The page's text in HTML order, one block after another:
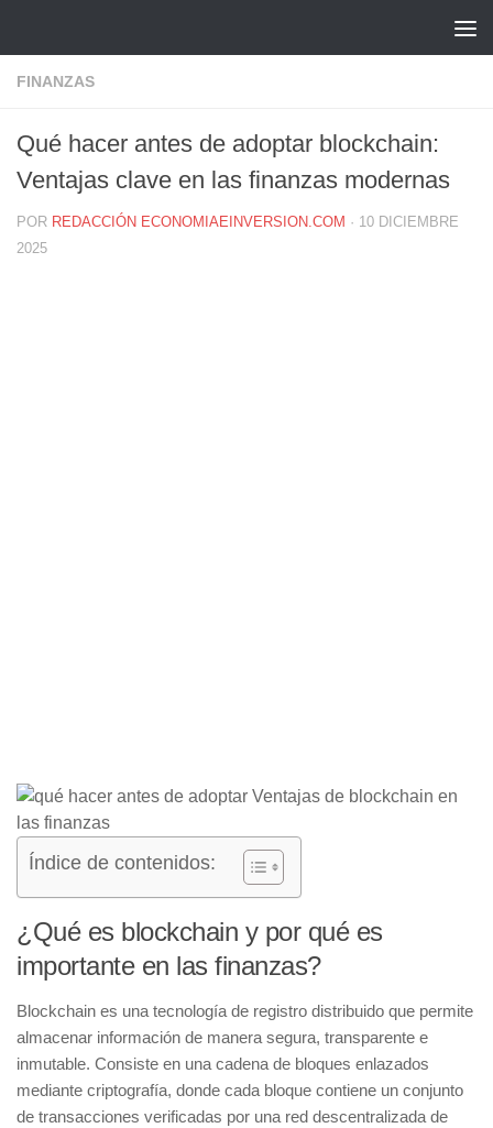
FINANZAS
Qué hacer antes de adoptar blockchain:
Ventajas clave en las finanzas modernas
POR REDACCIÓN ECONOMIAEINVERSION.COM · 10 DICIEMBRE
2025
Índice de contenidos:
¿Qué es blockchain y por qué es
importante en las finanzas?
Blockchain es una tecnología de registro distribuido que permite
almacenar información de manera segura, transparente e
inmutable. Consiste en una cadena de bloques enlazados
mediante criptografía, donde cada bloque contiene un conjunto
de transacciones verificadas por una red descentralizada de